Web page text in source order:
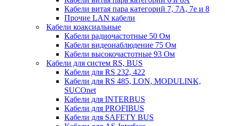
Кабели витая пара категорий 7, 7А, 7е и 8
Прочие LAN кабели
Кабели коаксиальные
Кабели радиочастотные 50 Ом
Кабели видеонаблюдение 75 Ом
Кабели высокочастотные 93 Ом
Кабели для систем RS, BUS
Кабели для RS 232, 422
Кабели для RS 485, LON, MODULINK,
SUCOnet
Кабели для INTERBUS
Кабели для PROFIBUS
Кабели для SAFETY BUS